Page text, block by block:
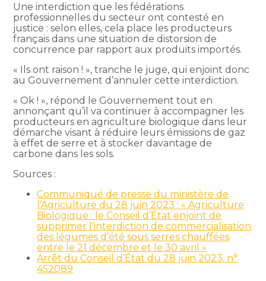
Une interdiction que les fédérations
professionnelles du secteur ont contesté en
justice : selon elles, cela place les producteurs
français dans une situation de distorsion de
concurrence par rapport aux produits importés.
« Ils ont raison ! », tranche le juge, qui enjoint donc
au Gouvernement d’annuler cette interdiction.
« Ok ! », répond le Gouvernement tout en
annonçant qu’il va continuer à accompagner les
producteurs en agriculture biologique dans leur
démarche visant à réduire leurs émissions de gaz
à effet de serre et à stocker davantage de
carbone dans les sols.
Sources :
Communiqué de presse du ministère de
l’Agriculture du 28 juin 2023 : « Agriculture
Biologique : le Conseil d’État enjoint de
supprimer l’interdiction de commercialisation
des légumes d’été sous serres chauffées
entre le 21 décembre et le 30 avril »
Arrêt du Conseil d’État du 28 juin 2023, n°
452089